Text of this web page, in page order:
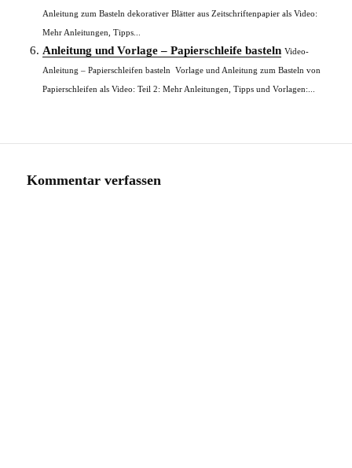
Anleitung zum Basteln dekorativer Blätter aus Zeitschriftenpapier als Video:
Mehr Anleitungen, Tipps...
Anleitung und Vorlage – Papierschleife basteln Video-
Anleitung – Papierschleifen basteln Vorlage und Anleitung zum Basteln von
Papierschleifen als Video: Teil 2: Mehr Anleitungen, Tipps und Vorlagen:...
Kommentar verfassen